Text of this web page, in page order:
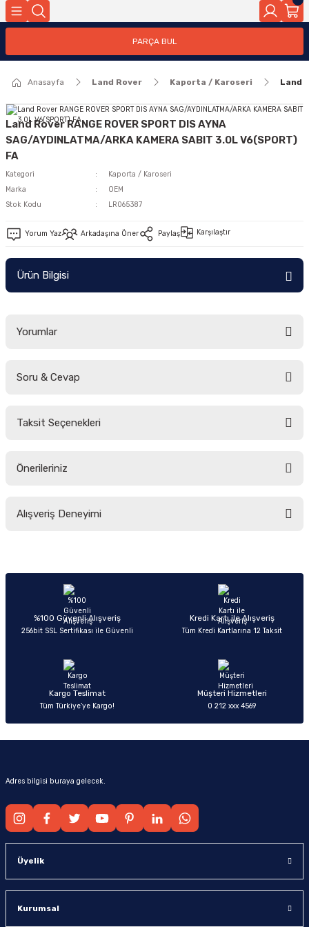
PARÇA BUL
Anasayfa Land Rover Kaporta / Karoseri Land
Land Rover RANGE ROVER SPORT DIS AYNA
SAG/AYDINLATMA/ARKA KAMERA SABIT 3.0L V6(SPORT)
FA
Kategori
Kaporta / Karoseri
Marka
OEM
Stok Kodu
LR065387
Yorum Yaz Arkadaşına Öner Paylaş Karşılaştır
Ürün Bilgisi
Yorumlar
Soru & Cevap
Taksit Seçenekleri
Önerileriniz
yetersiz gördüğünüz noktaları öneri formunu kullanarak tarafımıza
Ürün açıklamasında eksik bilgiler bulunuyor.
Ürün bilgilerinde hatalar bulunuyor.
Ürün fiyatı diğer sitelerden daha pahalı.
Alışveriş Deneyimi
Sitemize ilk yorumu siz yapın!
%100 Güvenli Alışveriş
256bit SSL Sertifikası ile Güvenli
Kredi Kartı ile Alışveriş
Tüm Kredi Kartlarına 12 Taksit
Kargo Teslimat
Tüm Türkiye’ye Kargo!
Müşteri Hizmetleri
0 212 xxx 4569
Adres bilgisi buraya gelecek.
Üyelik
Kurumsal